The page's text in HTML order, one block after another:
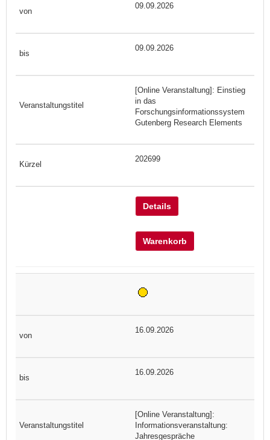
09.09.2026
09.09.2026
[Online Veranstaltung]: Einstieg
in das
Forschungsinformationssystem
Gutenberg Research Elements
202699
Details
Warenkorb
16.09.2026
16.09.2026
[Online Veranstaltung]:
Informationsveranstaltung:
Jahresgespräche